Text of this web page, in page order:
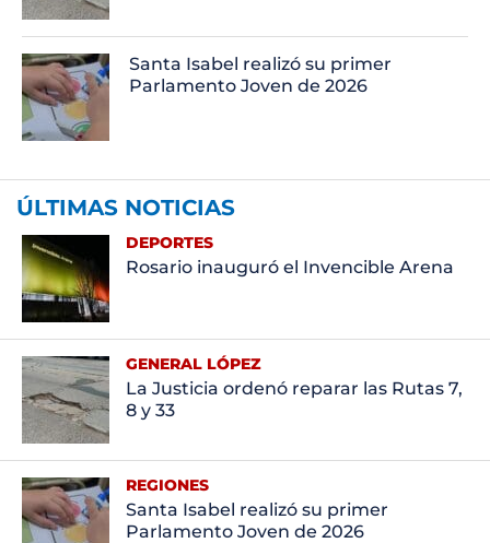
Santa Isabel realizó su primer
Parlamento Joven de 2026
ÚLTIMAS NOTICIAS
DEPORTES
Rosario inauguró el Invencible Arena
GENERAL LÓPEZ
La Justicia ordenó reparar las Rutas 7,
8 y 33
REGIONES
Santa Isabel realizó su primer
Parlamento Joven de 2026